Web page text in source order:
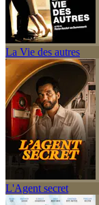
La Vie des autres
L'Agent secret